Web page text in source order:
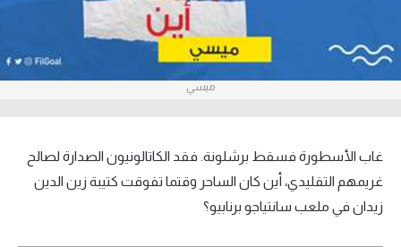
بطولات
الدوري الإنجليزي الممتاز
الدوري الإسباني
ميسي
غاب الأسطورة فسقط برشلونة. فقد الكاتالونيون الصدارة لصالح
غريمهم التقليدي، أين كان الساحر وقتما تفوقت كتيبة زين الدين
زيدان في ملعب سانتياجو برنابيو؟